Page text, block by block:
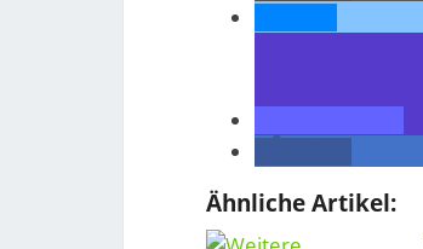
Ähnliche Artikel: